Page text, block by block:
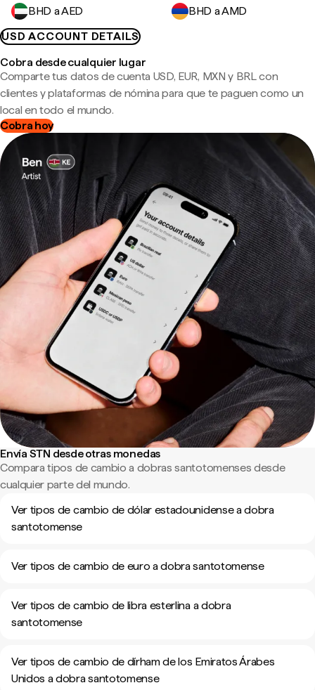
BHD a AED
BHD a AMD
USD ACCOUNT DETAILS
Cobra desde cualquier lugar
Comparte tus datos de cuenta USD, EUR, MXN y BRL con
clientes y plataformas de nómina para que te paguen como un
local en todo el mundo.
Cobra hoy
Envía STN desde otras monedas
Compara tipos de cambio a dobras santotomenses desde
cualquier parte del mundo.
Ver tipos de cambio de dólar estadounidense a dobra
santotomense
Ver tipos de cambio de euro a dobra santotomense
Ver tipos de cambio de libra esterlina a dobra
santotomense
Ver tipos de cambio de dírham de los Emiratos Árabes
Unidos a dobra santotomense